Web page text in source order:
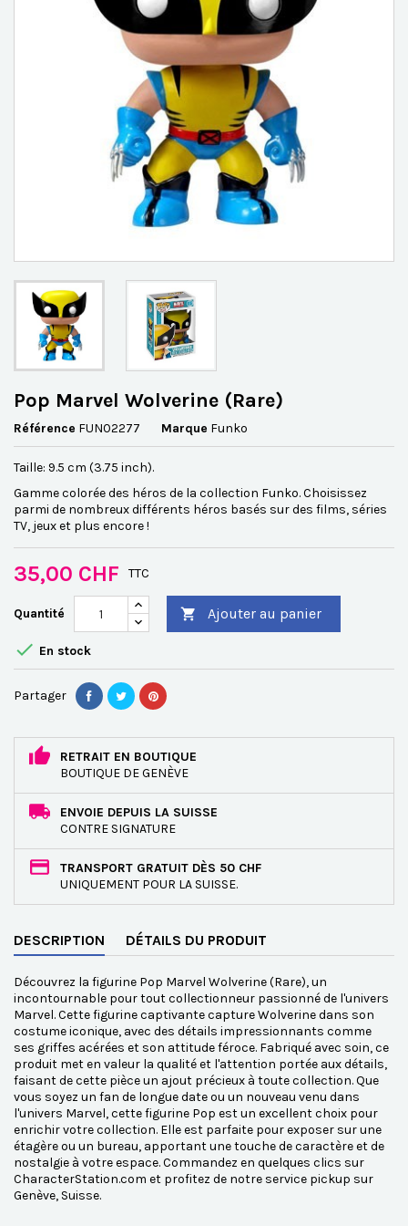
Pop Marvel Wolverine (Rare)
Référence FUN02277 Marque Funko
Taille: 9.5 cm (3.75 inch).
Gamme colorée des héros de la collection Funko. Choisissez
parmi de nombreux différents héros basés sur des films, séries
TV, jeux et plus encore !
35,00 CHF TTC
Quantité  Ajouter au panier
 En stock
Partager
RETRAIT EN BOUTIQUE
BOUTIQUE DE GENÈVE
ENVOIE DEPUIS LA SUISSE
CONTRE SIGNATURE
TRANSPORT GRATUIT DÈS 50 CHF
UNIQUEMENT POUR LA SUISSE.
DESCRIPTION DÉTAILS DU PRODUIT
Découvrez la figurine Pop Marvel Wolverine (Rare), un
incontournable pour tout collectionneur passionné de l'univers
Marvel. Cette figurine captivante capture Wolverine dans son
costume iconique, avec des détails impressionnants comme
ses griffes acérées et son attitude féroce. Fabriqué avec soin, ce
produit met en valeur la qualité et l'attention portée aux détails,
faisant de cette pièce un ajout précieux à toute collection. Que
vous soyez un fan de longue date ou un nouveau venu dans
l'univers Marvel, cette figurine Pop est un excellent choix pour
enrichir votre collection. Elle est parfaite pour exposer sur une
étagère ou un bureau, apportant une touche de caractère et de
nostalgie à votre espace. Commandez en quelques clics sur
CharacterStation.com et profitez de notre service pickup sur
Genève, Suisse.